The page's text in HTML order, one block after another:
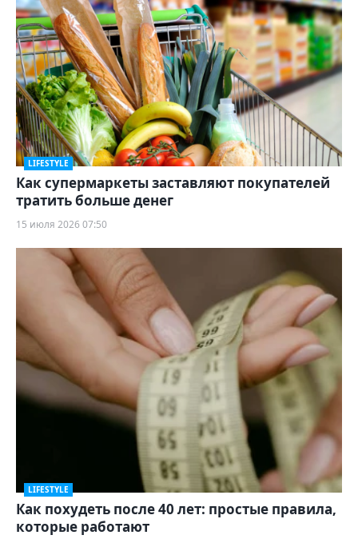
LIFESTYLE
Как супермаркеты заставляют покупателей
тратить больше денег
15 июля 2026 07:50
LIFESTYLE
Как похудеть после 40 лет: простые правила,
которые работают